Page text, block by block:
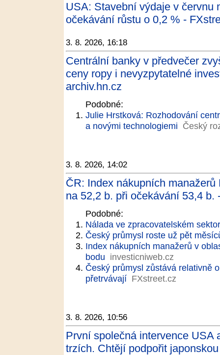
USA: Stavební výdaje v červnu
očekávání růstu o 0,2 % -
3. 8. 2026, 16:18
Centrální banky v předvečer
ceny ropy i nevyzpytatelné
archiv.hn.cz
Podobné:
Julie Hrstková: Rozhodování
a novými technologiemi Český
3. 8. 2026, 14:02
ČR: Index nákupních
na 52,2 b. při očekávání 53,4 b.
Podobné:
Nálada ve zpracovatelském
Český průmysl roste už pět
Index nákupních manažerů v
bodu investicniweb.cz
Český průmysl zůstává relativně
přetrvávají FXstreet.cz
3. 8. 2026, 10:56
První společná intervence USA
trzích. Chtějí podpořit